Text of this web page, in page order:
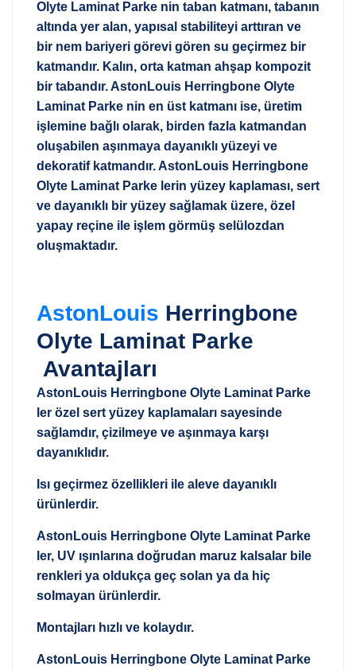
Olyte Laminat Parke nin taban katmanı, tabanın
altında yer alan, yapısal stabiliteyi arttıran ve
bir nem bariyeri görevi gören su geçirmez bir
katmandır. Kalın, orta katman ahşap kompozit
bir tabandır. AstonLouis Herringbone Olyte
Laminat Parke nin en üst katmanı ise, üretim
işlemine bağlı olarak, birden fazla katmandan
oluşabilen aşınmaya dayanıklı yüzeyi ve
dekoratif katmandır. AstonLouis Herringbone
Olyte Laminat Parke lerin yüzey kaplaması, sert
ve dayanıklı bir yüzey sağlamak üzere, özel
yapay reçine ile işlem görmüş selülozdan
oluşmaktadır.
AstonLouis Herringbone
Olyte Laminat Parke
Avantajları
AstonLouis Herringbone Olyte Laminat Parke
ler özel sert yüzey kaplamaları sayesinde
sağlamdır, çizilmeye ve aşınmaya karşı
dayanıklıdır.
Isı geçirmez özellikleri ile aleve dayanıklı
ürünlerdir.
AstonLouis Herringbone Olyte Laminat Parke
ler, UV ışınlarına doğrudan maruz kalsalar bile
renkleri ya oldukça geç solan ya da hiç
solmayan ürünlerdir.
Montajları hızlı ve kolaydır.
AstonLouis Herringbone Olyte Laminat Parke